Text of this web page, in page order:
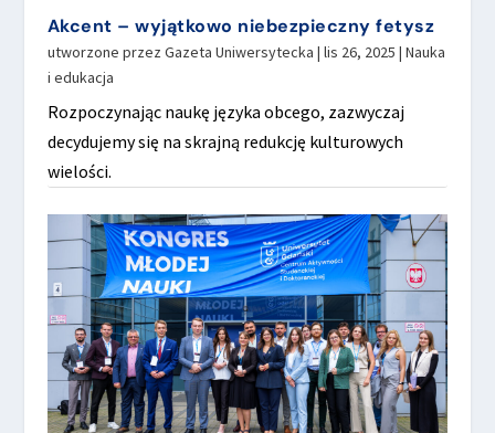
Akcent – wyjątkowo niebezpieczny fetysz
utworzone przez Gazeta Uniwersytecka | lis 26, 2025 | Nauka
i edukacja
Rozpoczynając naukę języka obcego, zazwyczaj
decydujemy się na skrajną redukcję kulturowych
wielości.